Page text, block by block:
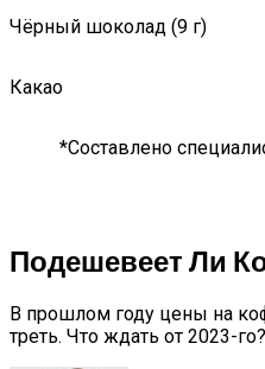
Чёрный шоколад (9 г)
Какао
*Составлено
Подешевеет Ли
В прошлом году цены на
треть. Что ждать от 2023-го?